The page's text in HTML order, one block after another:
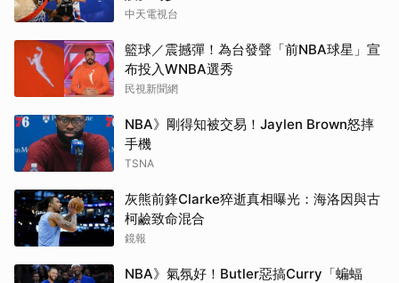
中天電視台
籃球／震撼彈！為台發聲「前NBA球星」宣
布投入WNBA選秀
民視新聞網
NBA》剛得知被交易！Jaylen Brown怒摔
手機
TSNA
灰熊前鋒Clarke猝逝真相曝光：海洛因與古
柯鹼致命混合
鏡報
NBA》氣氛好！Butler惡搞Curry「蝙蝠